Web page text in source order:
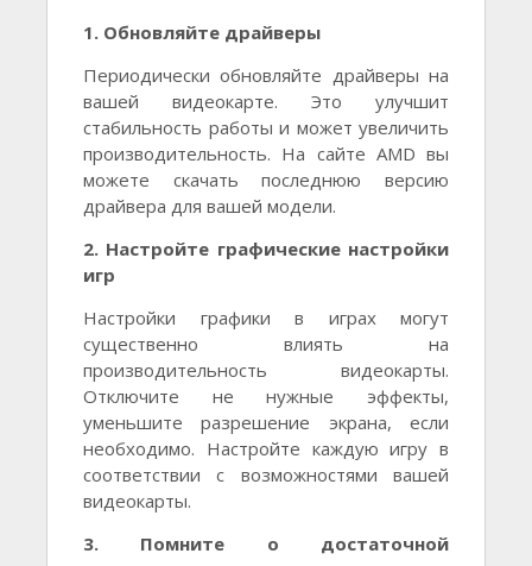
1. Обновляйте драйверы
Периодически обновляйте драйверы на
вашей видеокарте. Это улучшит
стабильность работы и может увеличить
производительность. На сайте AMD вы
можете скачать последнюю версию
драйвера для вашей модели.
2. Настройте графические настройки
игр
Настройки графики в играх могут
существенно влиять на
производительность видеокарты.
Отключите не нужные эффекты,
уменьшите разрешение экрана, если
необходимо. Настройте каждую игру в
соответствии с возможностями вашей
видеокарты.
3. Помните о достаточной